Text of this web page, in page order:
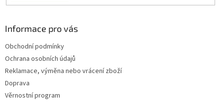
Informace pro vás
Obchodní podmínky
Ochrana osobních údajů
Reklamace, výměna nebo vrácení zboží
Doprava
Věrnostní program